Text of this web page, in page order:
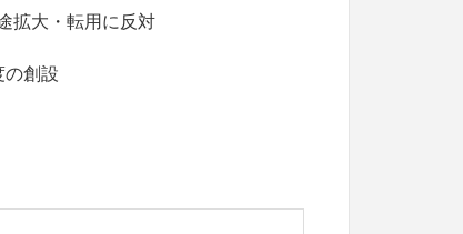
拡大・転用に反対
創設